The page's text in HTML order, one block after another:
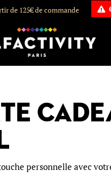
de 125€ de commande
personnelle avec